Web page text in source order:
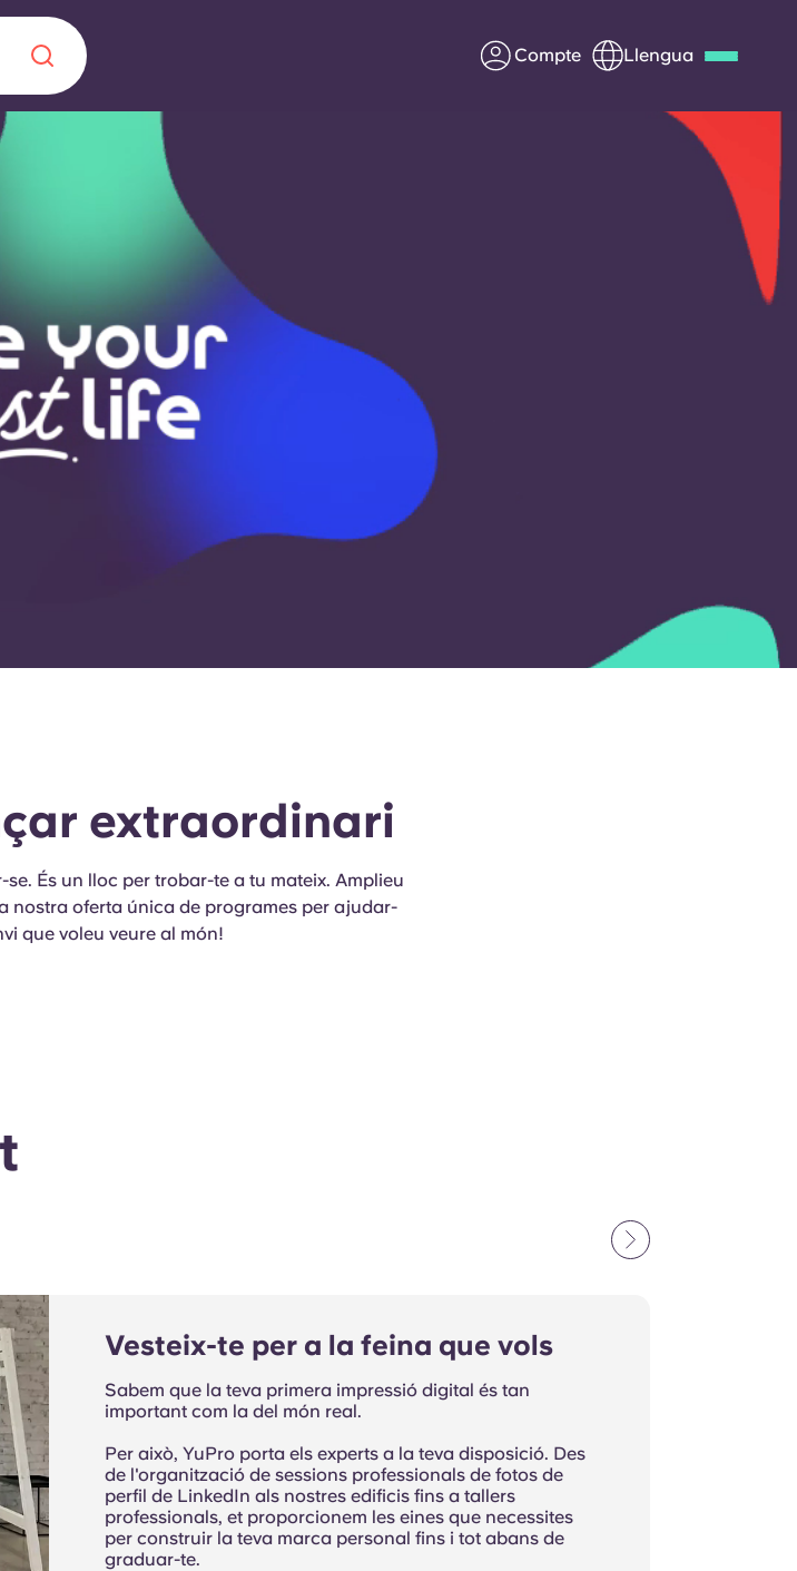
Compte Llengua
Sobre nosaltres
Preguntes freqüents
Informació per a pares
Bloc
Poseu-vos en contacte
Català
extraordinari
És un lloc per trobar-te a tu mateix. Amplieu
nostra oferta única de programes per ajudar-
que voleu veure al món!
Vesteix-te per a la feina que vols
Sabem que la teva primera impressió digital és tan
important com la del món real.
Per això, YuPro porta els experts a la teva disposició. Des
de l'organització de sessions professionals de fotos de
perfil de LinkedIn als nostres edificis fins a tallers
professionals, et proporcionem les eines que necessites
per construir la teva marca personal fins i tot abans de
graduar-te.